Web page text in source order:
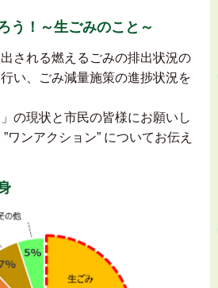
う！～生ごみのこと～
される燃えるごみの排出状況の
い、ごみ減量施策の進捗状況を
の現状と市民の皆様にお願いし
ワンアクション” についてお伝え